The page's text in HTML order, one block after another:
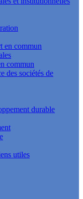
en commun
commun
des sociétés de
durable
utiles